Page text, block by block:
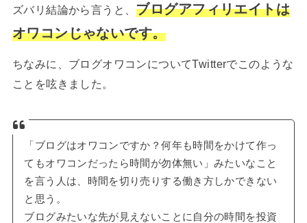
ズバリ結論から言うと、 ブログアフィリエイトは
オワコンじゃないです。
ちなみに、ブログオワコンについてTwitterでこのような
ことを呟きました。
「ブログはオワコンですか？何年も時間をかけて作っ
てもオワコンだったら時間が勿体無い」みたいなこと
を言う人は、時間を切り売りする働き方しかできない
と思う。
ブログみたいな先が見えないことに自分の時間を投資